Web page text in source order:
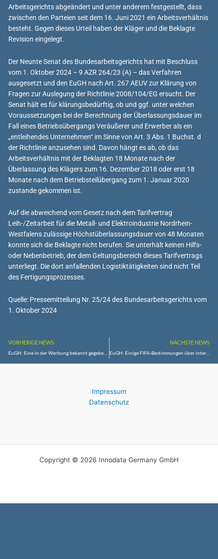
Arbeitsgerichts abgeändert und unter anderem festgestellt, dass
zwischen den Parteien seit dem 16. Juni 2021 ein Arbeitsverhältnis
besteht. Gegen dieses Urteil haben der Kläger und die Beklagte
Revision eingelegt.
Der Neunte Senat des Bundesarbeitsgerichts hat mit Beschluss
vom 1. Oktober 2024 – 9 AZR 264/23 (A) – das Verfahren
ausgesetzt und den EuGH nach Art. 267 AEUV zur Klärung von
Fragen zur Auslegung der Richtlinie 2008/104/EG ersucht. Der
Senat hält es für klärungsbedürftig, ob und ggf. unter welchen
Voraussetzungen bei der Berechnung der Überlassungsdauer im
Fall eines Betriebsübergangs Veräußerer und Erwerber als ein
„entleihendes Unternehmen“ im Sinne von Art. 3 Abs. 1 Buchst. d
der Richtlinie anzusehen sind. Davon hängt es ab, ob das
Arbeitsverhältnis mit der Beklagten 18 Monate nach der
Überlassung des Klägers zum 16. Dezember 2018 oder erst 18
Monate nach dem Betriebsteilübergang zum 1. Januar 2020
zustande gekommen ist.
Auf die abweichend vom Gesetz nach dem Tarifvertrag
Leih-/Zeitarbeit für die Metall- und Elektroindustrie Nordrhein-
Westfalens zulässige Höchstüberlassungsdauer von 48 Monaten
konnte sich die Beklagte nicht berufen. Sie unterhält keinen Hilfs-
oder Nebenbetrieb, der dem Geltungsbereich dieses Tarifvertrags
unterliegt. Die dort anfallenden Logistiktätigkeiten sind nicht Teil
des Fertigungsprozesses.
Quelle: Pressemitteilung Nr. 25/24 des Bundesarbeitsgerichts vom
1. Oktober 2024
VORHERIGE NEWS
EuGH: Eine in der Werbung bekannt gegebene Preisermäßigung muss auf der Grundlage des niedrigsten Preises der letzten 30 Tage berechnet werden
NÄCHSTE NEWS
EuGH: Einige FIFA-Bestimmungen über internationale Transfers von Berufsfußballspielern verstoßen gegen das Unionsrecht
Impressum
Datenschutz
Copyright © 2026 Innodata Germany GmbH